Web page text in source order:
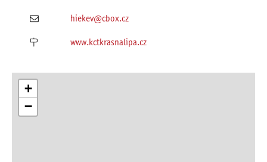
hiekev@cbox.cz
www.kctkrasnalipa.cz
+
−